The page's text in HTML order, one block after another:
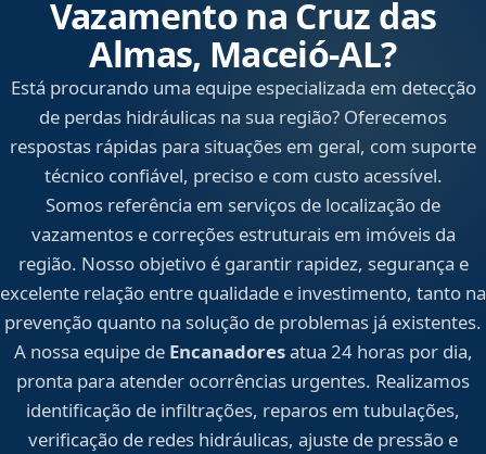
Vazamento na Cruz das
Almas, Maceió‑AL?
Está procurando uma equipe especializada em detecção
de perdas hidráulicas na sua região? Oferecemos
respostas rápidas para situações em geral, com suporte
técnico confiável, preciso e com custo acessível.
Somos referência em serviços de localização de
vazamentos e correções estruturais em imóveis da
região. Nosso objetivo é garantir rapidez, segurança e
excelente relação entre qualidade e investimento, tanto na
prevenção quanto na solução de problemas já existentes.
A nossa equipe de Encanadoresatua 24 horas por dia,
pronta para atender ocorrências urgentes. Realizamos
identificação de infiltrações, reparos em tubulações,
verificação de redes hidráulicas, ajuste de pressão e